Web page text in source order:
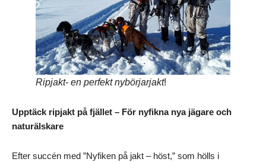
Ripjakt- en perfekt nybörjarjakt!
Upptäck ripjakt på fjället – För nyfikna nya jägare och
naturälskare
Efter succén med ”Nyfiken på jakt – höst,” som hölls i